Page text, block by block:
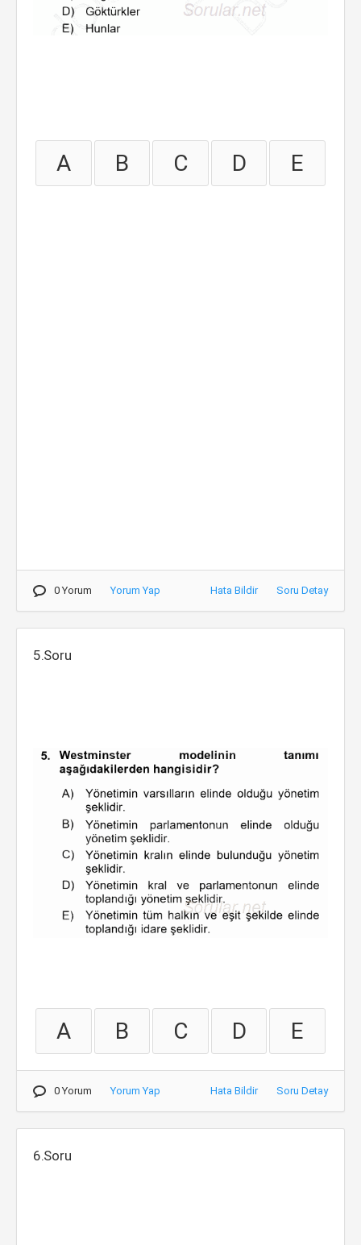
A B C D E
0 Yorum Yorum Yap Hata Bildir Soru Detay
5.Soru
A B C D E
0 Yorum Yorum Yap Hata Bildir Soru Detay
6.Soru